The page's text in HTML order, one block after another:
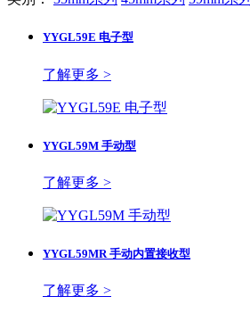
YYGL59E 电子型
了解更多 >
YYGL59M 手动型
了解更多 >
YYGL59MR 手动内置接收型
了解更多 >